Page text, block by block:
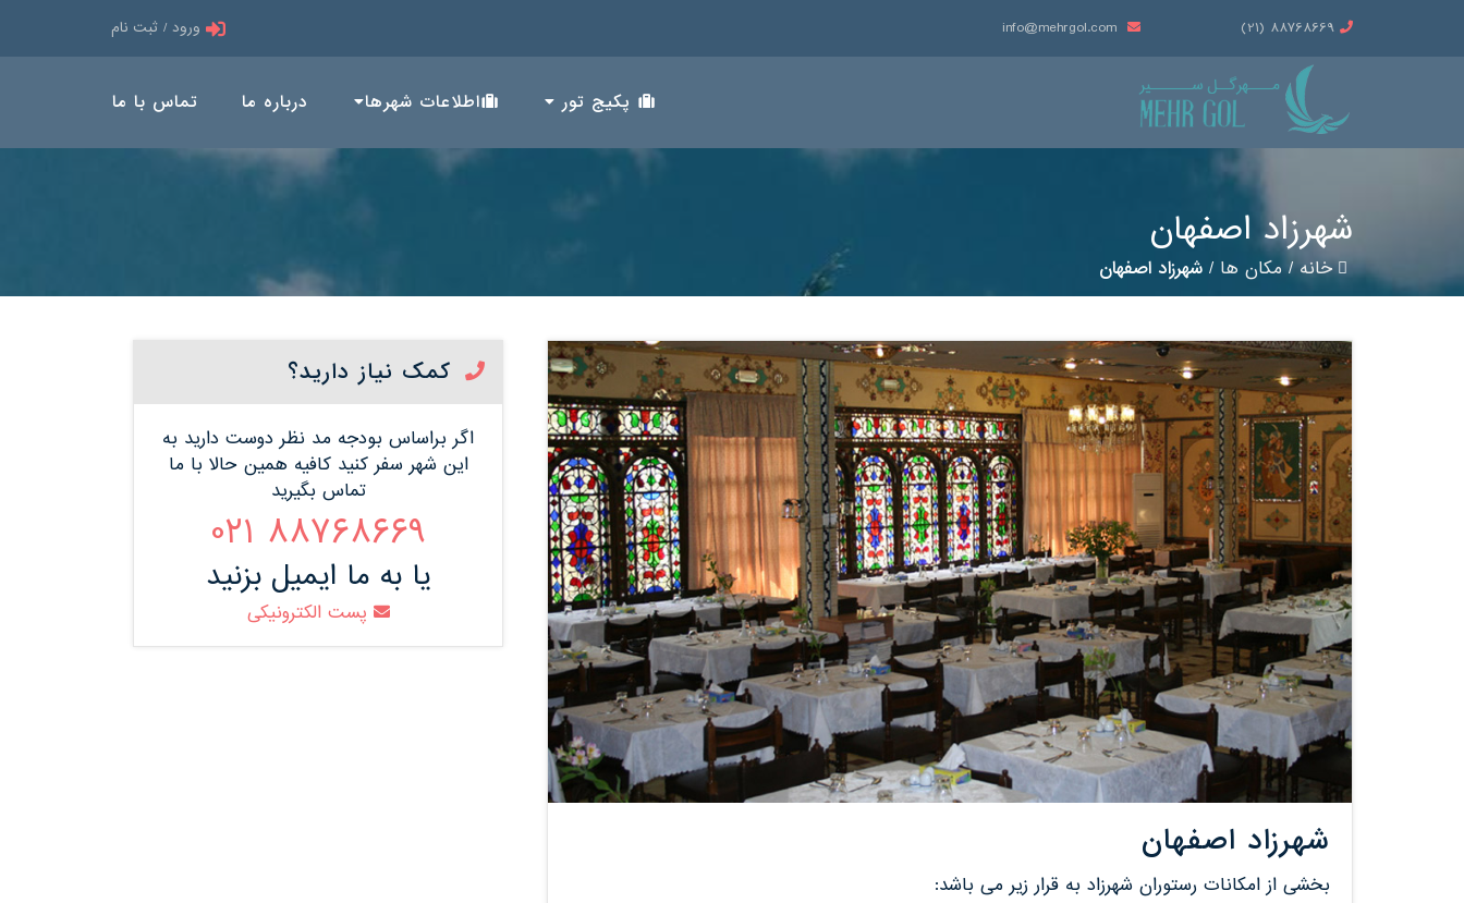
88768669 (21) ورود / ثبت نام
پکیج تور اطلاعات شهرها درباره ما تماس با ما
شهرزاد اصفهان
خانه/مکان ها / شهرزاد اصفهان
شهرزاد اصفهان
بخشی از امکانات رستوران شهرزاد به قرار زیر می باشد:
کمک نیاز دارید؟
اگر براساس بودجه مد نظر دوست دارید به
این شهر سفر کنید کافیه همین حالا با ما
تماس بگیرید
88768669 021
یا به ما ایمیل بزنید
پست الکترونیکی